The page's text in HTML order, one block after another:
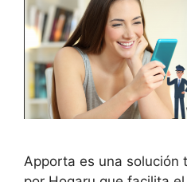
Apporta es una solución